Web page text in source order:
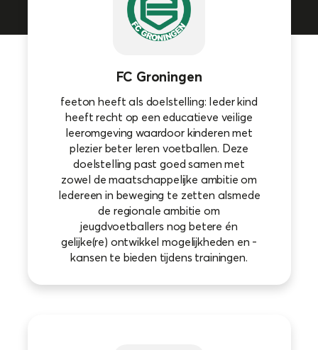
FC Groningen
feeton heeft als doelstelling: Ieder kind
heeft recht op een educatieve veilige
leeromgeving waardoor kinderen met
plezier beter leren voetballen. Deze
doelstelling past goed samen met
zowel de maatschappelijke ambitie om
Iedereen in beweging te zetten alsmede
de regionale ambitie om
jeugdvoetballers nog betere én
gelijke(re) ontwikkel mogelijkheden en -
kansen te bieden tijdens trainingen.